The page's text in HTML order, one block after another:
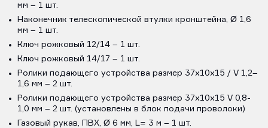
мм – 1 шт.
Наконечник телескопической втулки кронштейна, Ø 1,6
мм – 1 шт.
Ключ рожковый 12/14 – 1 шт.
Ключ рожковый 14/17 – 1 шт.
Ролики подающего устройства размер 37x10x15 / V 1,2–
1,6 мм – 2 шт.
Ролики подающего устройства размер 37x10x15 V 0,8-
1,0 мм – 2 шт. (установлены в блок подачи проволоки)
Газовый рукав, ПВХ, Ø 6 мм, L= 3 м – 1 шт.